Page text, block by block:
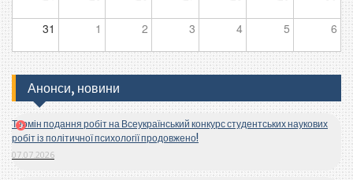
31 1 2 3 4 5 6
Анонси, новини
Термін подання робіт на Всеукраїнський конкурс студентських наукових
робіт із політичної психології продовжено!
07.07.2026